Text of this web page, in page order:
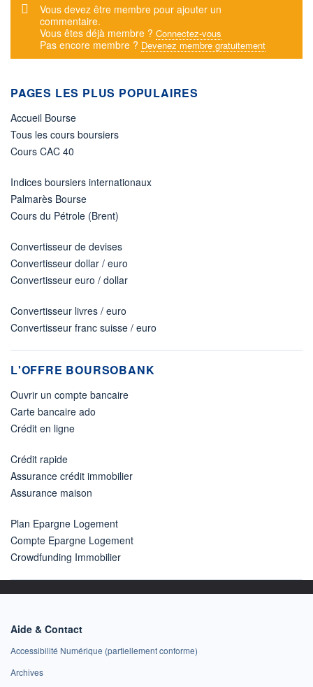
Message d'alerte
Vous devez être membre pour ajouter un
commentaire.
Vous êtes déjà membre ? Connectez-vous
Pas encore membre ? Devenez membre gratuitement
PAGES LES PLUS POPULAIRES
Accueil Bourse
Tous les cours boursiers
Cours CAC 40
Indices boursiers internationaux
Palmarès Bourse
Cours du Pétrole (Brent)
Convertisseur de devises
Convertisseur dollar / euro
Convertisseur euro / dollar
Convertisseur livres / euro
Convertisseur franc suisse / euro
L'OFFRE BOURSOBANK
Ouvrir un compte bancaire
Carte bancaire ado
Crédit en ligne
Crédit rapide
Assurance crédit immobilier
Assurance maison
Plan Epargne Logement
Compte Epargne Logement
Crowdfunding Immobilier
Aide & Contact
Accessibilité Numérique (partiellement conforme)
Archives